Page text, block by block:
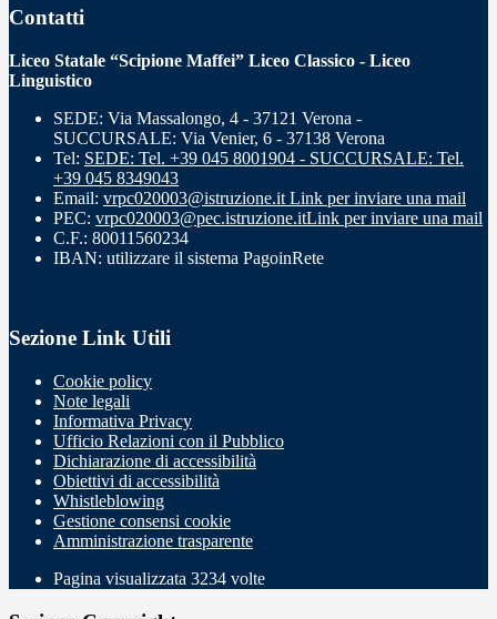
Contatti
Liceo Statale “Scipione Maffei” Liceo Classico - Liceo
Linguistico
SEDE: Via Massalongo, 4 - 37121 Verona -
SUCCURSALE: Via Venier, 6 - 37138 Verona
Tel: SEDE: Tel. +39 045 8001904 - SUCCURSALE: Tel.
+39 045 8349043
Email: vrpc020003@istruzione.it Link per inviare una mail
PEC: vrpc020003@pec.istruzione.itLink per inviare una mail
C.F.: 80011560234
IBAN: utilizzare il sistema PagoinRete
Sezione Link Utili
Cookie policy
Note legali
Informativa Privacy
Ufficio Relazioni con il Pubblico
Dichiarazione di accessibilità
Obiettivi di accessibilità
Whistleblowing
Gestione consensi cookie
Amministrazione trasparente
Pagina visualizzata 3234 volte